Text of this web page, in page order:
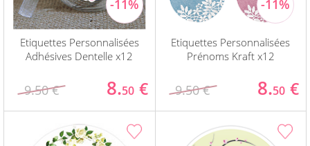
Etiquettes Personnalisées
Adhésives Dentelle x12
9.50 € 8.50 €
Etiquettes Personnalisées
Prénoms Kraft x12
9.50 € 8.50 €